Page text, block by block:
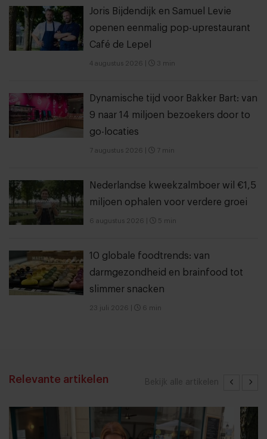
Joris Bijdendijk en Samuel Levie
openen eenmalig pop-uprestaurant
Café de Lepel
4 augustus 2026 3 min
Dynamische tijd voor Bakker Bart: van
9 naar 14 miljoen bezoekers door to
go-locaties
7 augustus 2026 7 min
Nederlandse kweekzalmboer wil €1,5
miljoen ophalen voor verdere groei
6 augustus 2026 5 min
10 globale foodtrends: van
darmgezondheid en brainfood tot
slimmer snacken
23 juli 2026 6 min
Bekijk alle artikelen
Relevante artikelen